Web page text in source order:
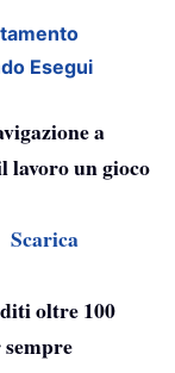
Esegui
a
lavoro un gioco
Scarica
oltre 100